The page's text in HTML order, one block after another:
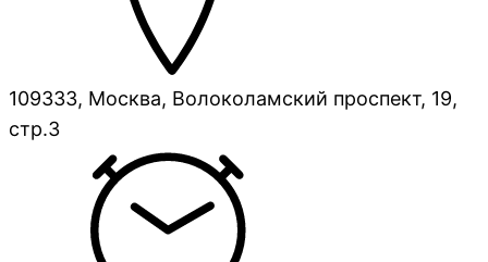
109333, Москва, Волоколамский проспект, 19,
стр.3